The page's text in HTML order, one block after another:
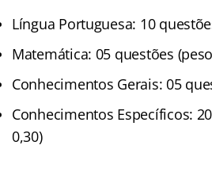
Língua Portuguesa: 10
Matemática: 05 questões
Conhecimentos Gerais: 05
Conhecimentos Específicos:
0,30)